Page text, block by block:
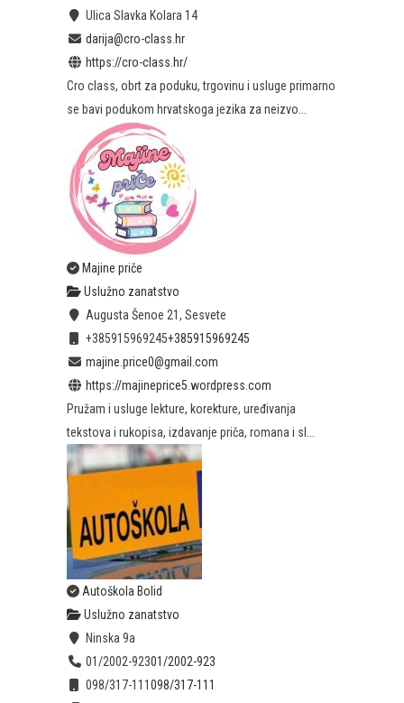
Ulica Slavka Kolara 14
darija@cro-class.hr
https://cro-class.hr/
Cro class, obrt za poduku, trgovinu i usluge primarno
se bavi podukom hrvatskoga jezika za neizvo...
Majine priče
Uslužno zanatstvo
Augusta Šenoe 21, Sesvete
+385915969245+385915969245
majine.price0@gmail.com
https://majineprice5.wordpress.com
Pružam i usluge lekture, korekture, uređivanja
tekstova i rukopisa, izdavanje priča, romana i sl...
Autoškola Bolid
Uslužno zanatstvo
Ninska 9a
01/2002-92301/2002-923
098/317-111098/317-111